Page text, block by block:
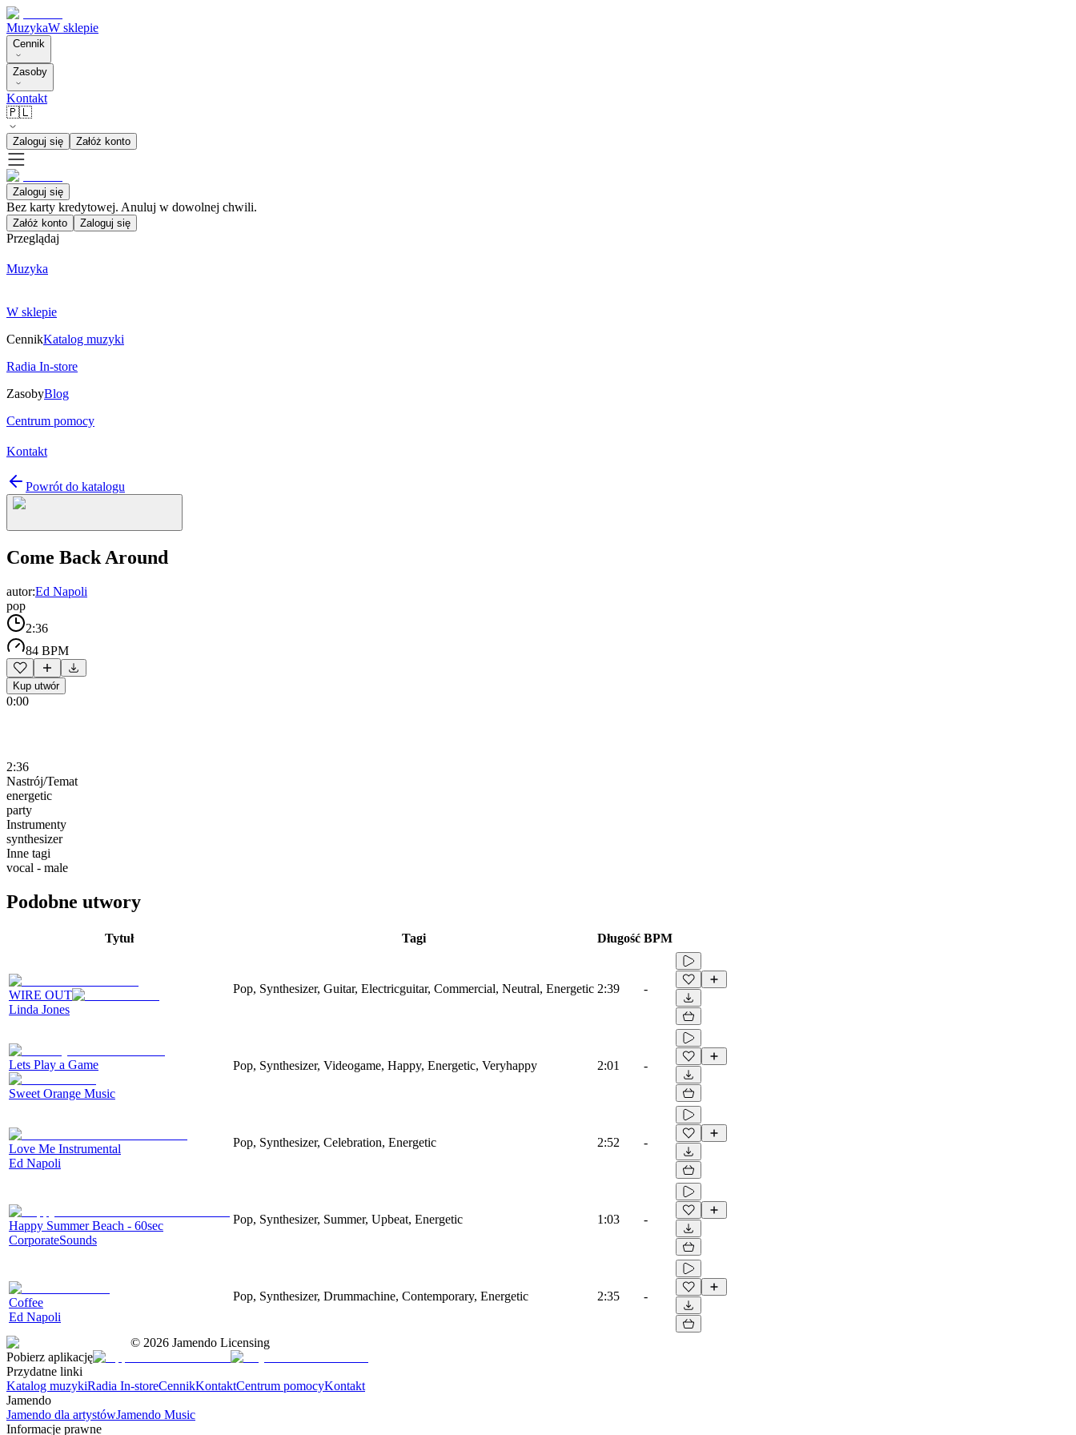
MuzykaW sklepie
Cennik
Zasoby
Kontakt
🇵🇱
Zaloguj się Załóż konto
Zaloguj się
Bez karty kredytowej. Anuluj w dowolnej chwili.
Załóż konto Zaloguj się
Przeglądaj
Muzyka
W sklepie
CennikKatalog muzyki
Radia In-store
ZasobyBlog
Centrum pomocy
Kontakt
Powrót do katalogu
Come Back Around
autor:Ed Napoli
pop
2:36
84 BPM
Kup utwór
0:00
2:36
Nastrój/Temat
energetic
party
Instrumenty
synthesizer
Inne tagi
vocal - male
Podobne utwory
Tytuł Tagi Długość BPM
WIRE OUT
Linda Jones
Pop, Synthesizer, Guitar, Electricguitar, Commercial, Neutral, Energetic 2:39 -
Lets Play a Game
Sweet Orange Music
Pop, Synthesizer, Videogame, Happy, Energetic, Veryhappy 2:01 -
Love Me Instrumental
Ed Napoli
Pop, Synthesizer, Celebration, Energetic 2:52 -
Happy Summer Beach - 60sec
CorporateSounds
Pop, Synthesizer, Summer, Upbeat, Energetic 1:03 -
Coffee
Ed Napoli
Pop, Synthesizer, Drummachine, Contemporary, Energetic 2:35 -
© 2026 Jamendo Licensing
Pobierz aplikację
Przydatne linki
Katalog muzykiRadia In-storeCennikKontaktCentrum pomocyKontakt
Jamendo
Jamendo dla artystówJamendo Music
Informacje prawne